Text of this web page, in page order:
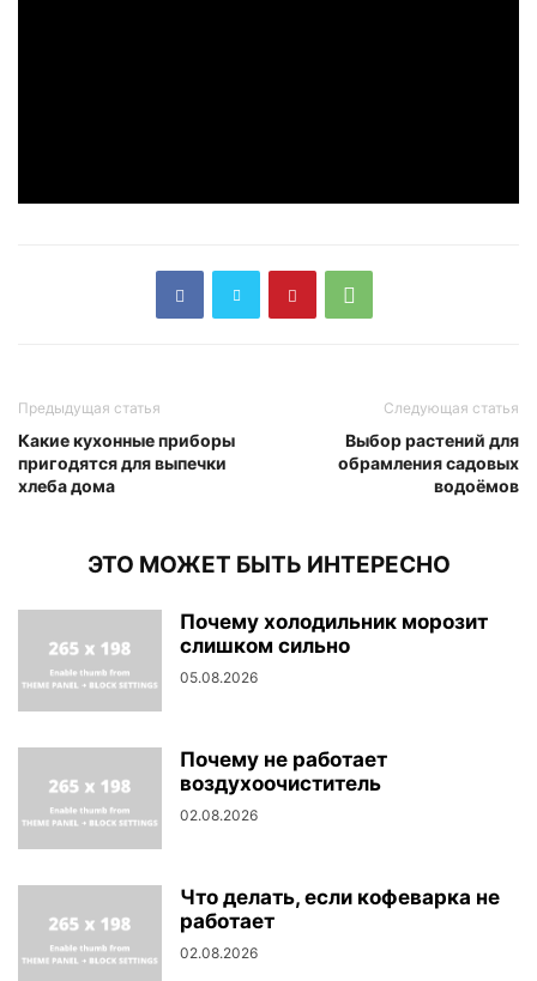
Предыдущая статья
Какие кухонные приборы
пригодятся для выпечки
хлеба дома
Следующая статья
Выбор растений для
обрамления садовых
водоёмов
ЭТО МОЖЕТ БЫТЬ ИНТЕРЕСНО
Почему холодильник морозит
слишком сильно
05.08.2026
Почему не работает
воздухоочиститель
02.08.2026
Что делать, если кофеварка не
работает
02.08.2026